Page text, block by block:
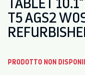
T5 AGS2
PRODOTTO NON